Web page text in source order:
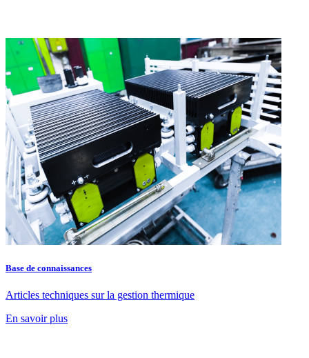
Base de connaissances
Articles techniques sur la gestion thermique
En savoir plus